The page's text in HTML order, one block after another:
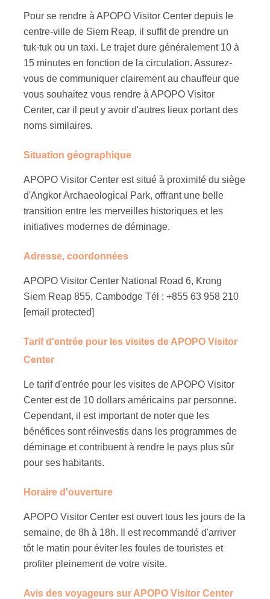
Pour se rendre à APOPO Visitor Center depuis le
centre-ville de Siem Reap, il suffit de prendre un
tuk-tuk ou un taxi. Le trajet dure généralement 10 à
15 minutes en fonction de la circulation. Assurez-
vous de communiquer clairement au chauffeur que
vous souhaitez vous rendre à APOPO Visitor
Center, car il peut y avoir d'autres lieux portant des
noms similaires.
Situation géographique
APOPO Visitor Center est situé à proximité du siège
d'Angkor Archaeological Park, offrant une belle
transition entre les merveilles historiques et les
initiatives modernes de déminage.
Adresse, coordonnées
APOPO Visitor Center National Road 6, Krong
Siem Reap 855, Cambodge Tél : +855 63 958 210
[email protected]
Tarif d'entrée pour les visites de APOPO Visitor
Center
Le tarif d'entrée pour les visites de APOPO Visitor
Center est de 10 dollars américains par personne.
Cependant, il est important de noter que les
bénéfices sont réinvestis dans les programmes de
déminage et contribuent à rendre le pays plus sûr
pour ses habitants.
Horaire d'ouverture
APOPO Visitor Center est ouvert tous les jours de la
semaine, de 8h à 18h. Il est recommandé d'arriver
tôt le matin pour éviter les foules de touristes et
profiter pleinement de votre visite.
Avis des voyageurs sur APOPO Visitor Center